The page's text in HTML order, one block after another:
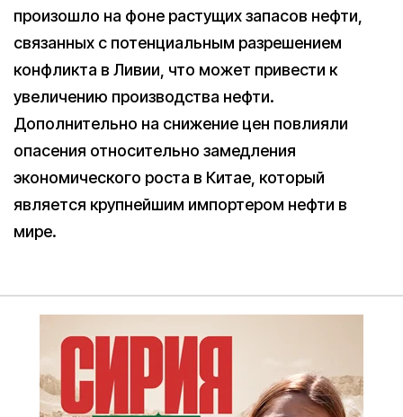
произошло на фоне растущих запасов нефти,
связанных с потенциальным разрешением
конфликта в Ливии, что может привести к
увеличению производства нефти.
Дополнительно на снижение цен повлияли
опасения относительно замедления
экономического роста в Китае, который
является крупнейшим импортером нефти в
мире.